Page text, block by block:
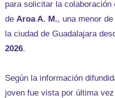
para solicitar la colaboración
de Aroa A. M., una menor de
la ciudad de Guadalajara
2026.
Según la información
joven fue vista por última